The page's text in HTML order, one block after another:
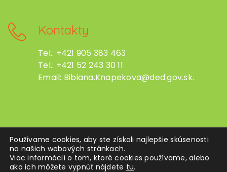
Kontakty
Tel.: +421 905 383 463
Tel.: +421 52 243 30 11
Email: Bibiana.Knapekova@ded.gov.sk.
OCHRANA OSOBNÝCH ÚDAJOV
Používame cookies, aby ste získali najlepšie skúsenosti
na našich webových stránkach.
Viac informácií o tom, ktoré cookies používame, alebo
ako ich môžete vypnúť nájdete tu.